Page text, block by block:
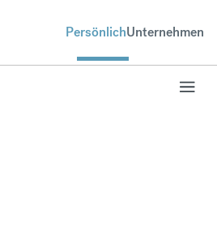
PersönlichUnternehmen